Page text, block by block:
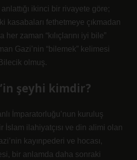
ikinci bir rivayete göre;
kasabaları fethetmeye çıkmadan
zaman “kılıçlarını iyi bile”
Gazi’nin “bilemek” kelimesi
olmuş.
şeyhi kimdir?
İmparatorluğu’nun kuruluş
İslam ilahiyatçısı ve din alimi olan
kayınpederi ve hocası,
bir anlamda daha sonraki